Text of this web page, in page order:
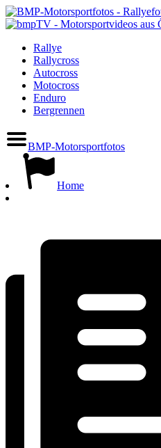
Rallye
Rallycross
Autocross
Motocross
Enduro
Bergrennen
BMP-Motorsportfotos
Home